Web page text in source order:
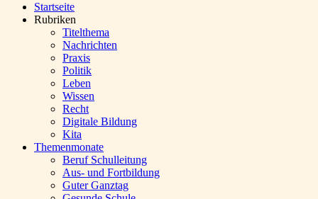
Startseite
Rubriken
Titelthema
Nachrichten
Praxis
Politik
Leben
Wissen
Recht
Digitale Bildung
Kita
Themenmonate
Beruf Schulleitung
Aus- und Fortbildung
Guter Ganztag